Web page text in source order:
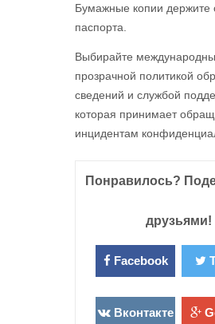
Бумажные копии держите
паспорта.
Выбирайте
прозрачной политикой
сведений и службой
которая принимает
инцидентам
Понравилось?
друзьями!
Facebook
Вконтакте